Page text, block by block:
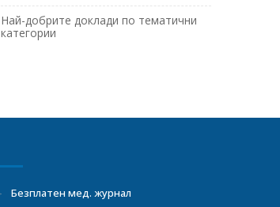
Най-добрите доклади по тематични
категории
Безплатен мед. журнал